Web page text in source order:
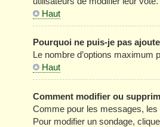
Haut
Pourquoi ne puis-je pas
Le nombre d’options maximum
Haut
Comment modifier ou
Comme pour les messages, les
Pour modifier un sondage,